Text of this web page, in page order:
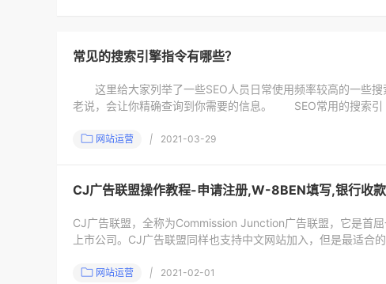
常见的搜索引擎指令有哪些？
这里给大家列举了一些SEO人员日常使用频率较高的一些搜
老说，会让你精确查询到你需要的信息。 SEO常用的搜索引
网站运营 | 2021-03-29
CJ广告联盟操作教程-申请注册,W-8BEN填写,银行收
CJ广告联盟，全称为Commission Junction广告联盟，它是首
上市公司。CJ广告联盟同样也支持中文网站加入，但是最适合的
网站运营 | 2021-02-01